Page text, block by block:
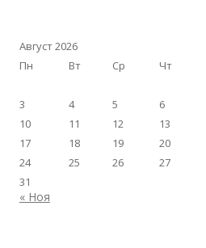
Август 2026
Пн
Вт Ср Чт
3
4 5 6
10
11 12 13
17
18 19 20
24
25 26 27
31
« Ноя